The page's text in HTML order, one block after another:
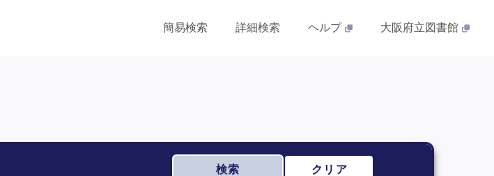
簡易検索 詳細検索 ヘルプ 大阪府立図書館
検索 クリア